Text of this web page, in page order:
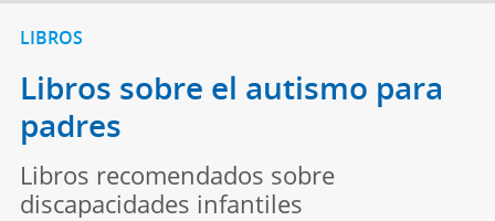
LIBROS
Libros sobre el autismo para
padres
Libros recomendados sobre
discapacidades infantiles